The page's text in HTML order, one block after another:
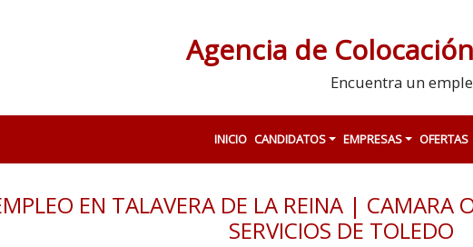
Agencia de
Encuentra un
INICIO CANDIDATOS EMPRESAS OFERTAS
EN TALAVERA DE LA REINA | CAMARA
SERVICIOS DE TOLEDO